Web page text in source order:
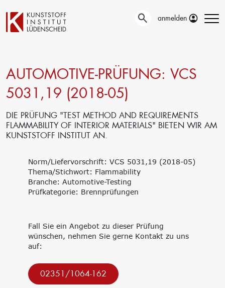
anmelden
Technische
Entwicklung
Oberflächentechnik
Neue Materialien
Anwendungstechnik
Aktuelle
Verbundprojekte
Prüfung
Automotive- und
Werkstoffprüfungen
Material– &
Schadensanalyse
Recycling
Materialdatenbanken
Aus- und
Weiterbildung
Unser Portfolio
Firmenschulungen
Bildungsinitiative
‘Lernen formt
Zukunft’
Forschung
Projekte fördern lassen
Forschungsinfrastruktur
Forschungsschwerpunkte
Trägergesellschaft
Circular Economy &
AUTOMOTIVE-PRÜFUNG: VCS
5031,19 (2018-05)
DIE PRÜFUNG "TEST METHOD AND REQUIREMENTS
FLAMMABILITY OF INTERIOR MATERIALS" BIETEN WIR AM
KUNSTSTOFF INSTITUT AN.
Norm/Liefervorschrift: VCS 5031,19 (2018-05)
Thema/Stichwort: Flammability
Branche: Automotive-Testing
Prüfkategorie: Brennprüfungen
Fall Sie ein Angebot zu dieser Prüfung
wünschen, nehmen Sie gerne Kontakt zu uns
auf:
02351/1064-162